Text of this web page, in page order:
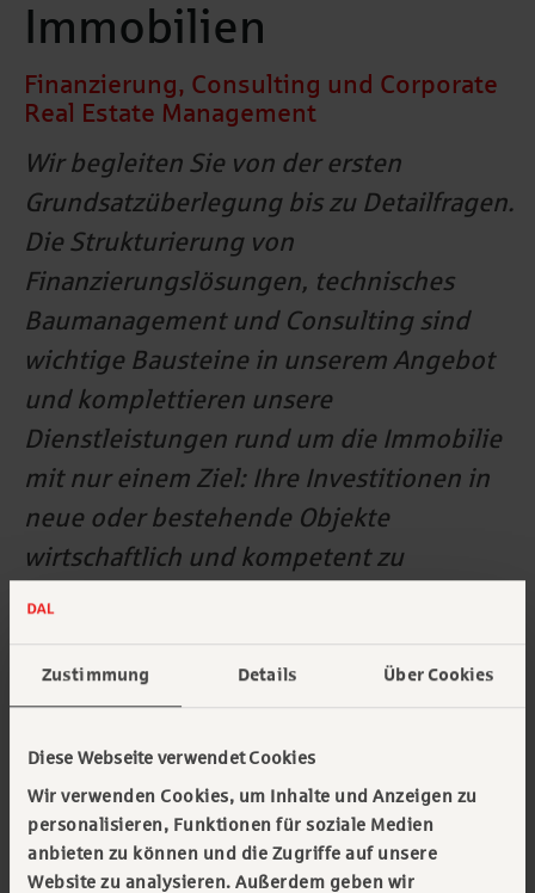
Zustimmung Details Über Cookies
Diese Webseite verwendet Cookies
Wir verwenden Cookies, um Inhalte und Anzeigen zu
personalisieren, Funktionen für soziale Medien
anbieten zu können und die Zugriffe auf unsere
Website zu analysieren. Außerdem geben wir
Immobilien
Finanzierung, Consulting und Corporate
Real Estate Management
Wir begleiten Sie von der ersten
Grundsatzüberlegung bis zu Detailfragen.
Die Strukturierung von
Finanzierungslösungen, technisches
Baumanagement und Consulting sind
wichtige Bausteine in unserem Angebot
und komplettieren unsere
Dienstleistungen rund um die Immobilie
mit nur einem Ziel: Ihre Investitionen in
neue oder bestehende Objekte
wirtschaftlich und kompetent zu
realisieren.
Alle Tags